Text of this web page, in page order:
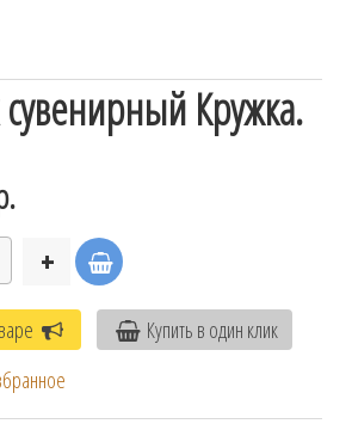
Кружка.
+
Купить в один клик